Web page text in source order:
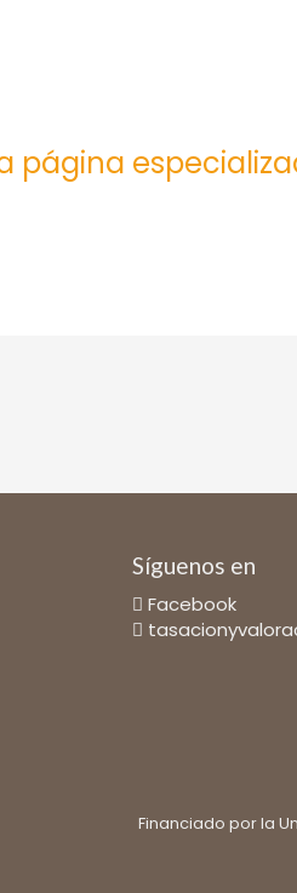
página
Síguenos en
Facebook
Financiado por la